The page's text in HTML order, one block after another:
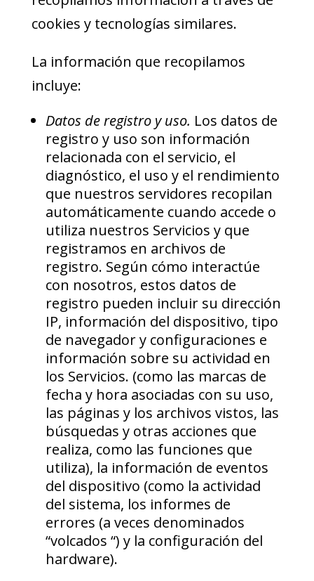
cookies y tecnologías similares.
La información que recopilamos
incluye:
Datos de registro y uso. Los datos de
registro y uso son información
relacionada con el servicio, el
diagnóstico, el uso y el rendimiento
que nuestros servidores recopilan
automáticamente cuando accede o
utiliza nuestros Servicios y que
registramos en archivos de
registro. Según cómo interactúe
con nosotros, estos datos de
registro pueden incluir su dirección
IP, información del dispositivo, tipo
de navegador y configuraciones e
información sobre su actividad en
los Servicios. (como las marcas de
fecha y hora asociadas con su uso,
las páginas y los archivos vistos, las
búsquedas y otras acciones que
realiza, como las funciones que
utiliza), la información de eventos
del dispositivo (como la actividad
del sistema, los informes de
errores (a veces denominados
“volcados “) y la configuración del
hardware).